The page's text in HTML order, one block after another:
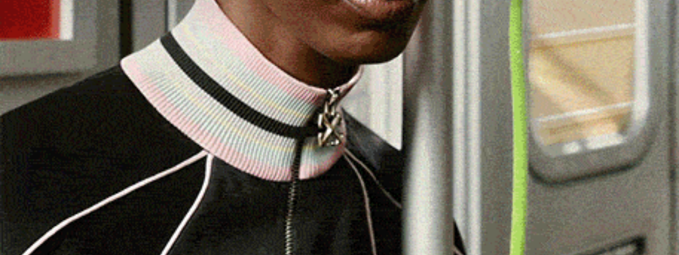
BADESI | 26 agosto 2024. Mercoledì 28 agosto, alle ore 20:30, l’anfiteatro comunale di Badesi ospiterà
la presentazione del romanzo “Il peso della galena. La storia della famiglia Sanna” dell’insegnante
sassarese
Laura Lanza , nonché vicepresidente dell’associazione culturale Quiteria e appassionata
dell’età Vittoriana.
Il libro, pubblicato da Rossini Editore, è ispirato a una vicenda familiare che ha inizio nella Sardegna
dell’Ottocento. L’autrice ha ricostruito la vita diGiovanni Antonio Sanna, figura di rilievo del
Risorgimento italiano, noto come uno degli uomini più ricchi d’Europa e uno dei primi self-made man. La
sua storia è l’esempio dell’atavico scontro tra ricchezza e felicità, che coinvolge anche l’amata moglie
Mariette e le quattro figlie, giovani donne che cercheranno di raggiungere una loro felicità, pagando
però tutte l’amaro prezzo del peso della galena, il minerale estratto a Montevecchio.
Grazie a questo lavoro, basato su una vasta ricerca d’archivio, materiali editi e inediti, e visite ai luoghi
che hanno segnato la vita di Sanna, Lanza ha riportato così alla luce la storia di una famiglia che si
muove nel nascente Regno d’Italia, nel contesto di una rivoluzione industriale che ha portato
all’affermarsi di una nuova potente classe borghese.
La presentazione, inserita nella rassegna “Libri al Tramonto” e organizzata dall’
Amministrazione
comunale di Badesi
in collaborazione con laBiblioteca comunale , vedrà la partecipazione del
ARTICOLI RECENTI